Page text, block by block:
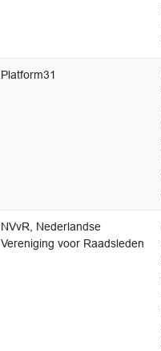
Platform31
NVvR, Nederlandse
Vereniging voor Raadsleden